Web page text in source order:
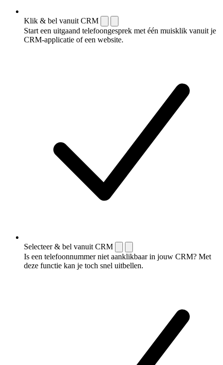
Klik & bel vanuit CRM
Start een uitgaand telefoongesprek met één muisklik vanuit je
CRM-applicatie of een website.
Selecteer & bel vanuit CRM
Is een telefoonnummer niet aanklikbaar in jouw CRM? Met
deze functie kan je toch snel uitbellen.